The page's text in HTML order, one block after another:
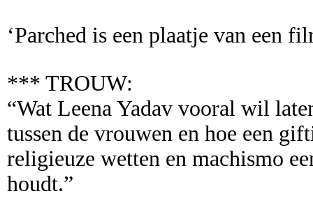
‘Parched is een plaatje van een
*** TROUW:
“Wat Leena Yadav vooral wil
tussen de vrouwen en hoe een
religieuze wetten en machismo
houdt.”